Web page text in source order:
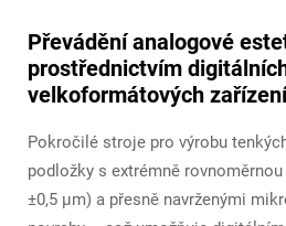
Převádění analogové
prostřednictvím
velkoformátových zařízení
Pokročilé stroje pro výrobu
podložky s extrémně
±0,5 μm) a přesně navrženými